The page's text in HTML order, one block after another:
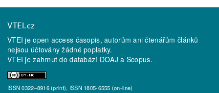
VTEI.cz
VTEI je open access časopis, autorům ani čtenářům článků
nejsou účtovány žádné poplatky.
VTEI je zahrnut do databází DOAJ a Scopus.
ISSN 0322–8916 (print), ISSN 1805-6555 (on-line)